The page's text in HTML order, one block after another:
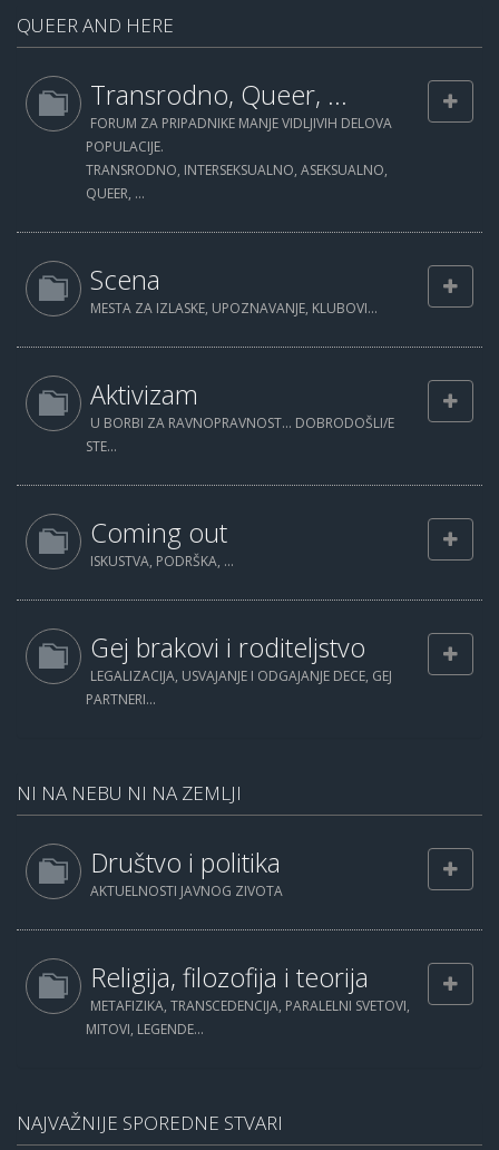
QUEER AND HERE
Transrodno, Queer, ...
FORUM ZA PRIPADNIKE MANJE VIDLJIVIH DELOVA
POPULACIJE.
TRANSRODNO, INTERSEKSUALNO, ASEKSUALNO,
QUEER, ...
Scena
MESTA ZA IZLASKE, UPOZNAVANJE, KLUBOVI...
Aktivizam
U BORBI ZA RAVNOPRAVNOST... DOBRODOŠLI/E
STE...
Coming out
ISKUSTVA, PODRŠKA, ...
Gej brakovi i roditeljstvo
LEGALIZACIJA, USVAJANJE I ODGAJANJE DECE, GEJ
PARTNERI...
NI NA NEBU NI NA ZEMLJI
Društvo i politika
AKTUELNOSTI JAVNOG ZIVOTA
Religija, filozofija i teorija
METAFIZIKA, TRANSCEDENCIJA, PARALELNI SVETOVI,
MITOVI, LEGENDE...
NAJVAŽNIJE SPOREDNE STVARI